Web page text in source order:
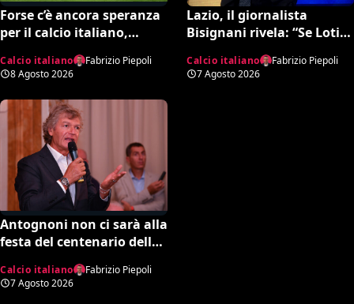
Forse c’è ancora speranza
per il calcio italiano,
17enne Riccardo Cassano:
“È come Pirlo e Busquets”
Calcio italiano
Fabrizio Piepoli
8 Agosto 2026
Lazio, il giornalista
Bisignani rivela: “Se Lotito
entro tale data il destino è
segnato”
Calcio italiano
Fabrizio Piepoli
7 Agosto 2026
Antognoni non ci sarà alla
festa del centenario della
una lettera al vetriolo a
Commisso jr. I motivi di
Calcio italiano
Fabrizio Piepoli
7 Agosto 2026